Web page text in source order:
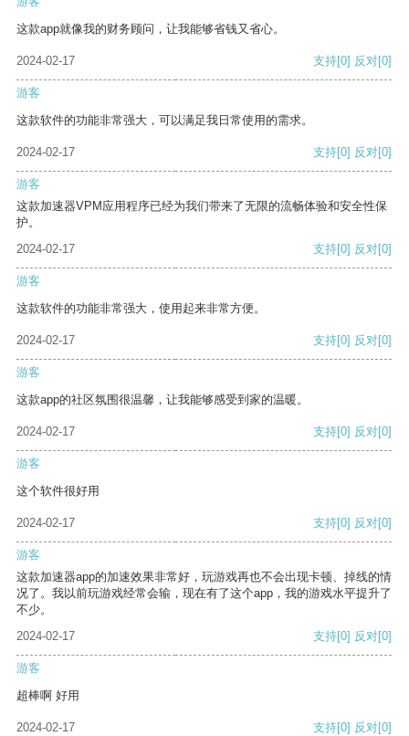
这款app就像我的财务顾问，让我能够省钱又省心。
2024-02-17 支持[0] 反对[0]
游客
这款软件的功能非常强大，可以满足我日常使用的需求。
2024-02-17 支持[0] 反对[0]
游客
这款加速器VPM应用程序已经为我们带来了无限的流畅体验和安全性保
护。
2024-02-17
支持[0] 反对[0]
游客
这款软件的功能非常强大，使用起来非常方便。
2024-02-17 支持[0] 反对[0]
游客
这款app的社区氛围很温馨，让我能够感受到家的温暖。
2024-02-17 支持[0] 反对[0]
游客
这个软件很好用
2024-02-17 支持[0] 反对[0]
游客
这款加速器app的加速效果非常好，玩游戏再也不会出现卡顿、掉线的情
况了。我以前玩游戏经常会输，现在有了这个app，我的游戏水平提升了
不少。
2024-02-17
支持[0] 反对[0]
游客
超棒啊 好用
2024-02-17 支持[0] 反对[0]